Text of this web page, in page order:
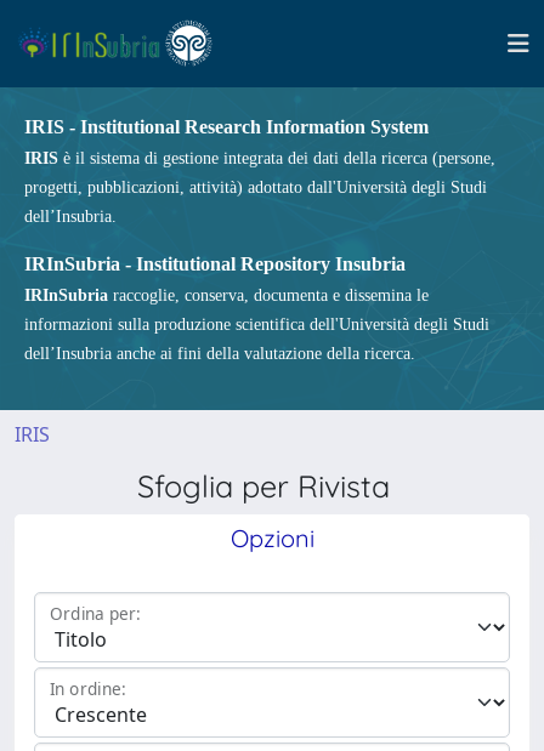
IRIS - Institutional Research Information System
IRIS è il sistema di gestione integrata dei dati della ricerca (persone,
progetti, pubblicazioni, attività) adottato dall'Università degli Studi
dell’Insubria.
IRInSubria - Institutional Repository Insubria
IRInSubria raccoglie, conserva, documenta e dissemina le
informazioni sulla produzione scientifica dell'Università degli Studi
dell’Insubria anche ai fini della valutazione della ricerca.
IRIS
Sfoglia per Rivista
Opzioni
Ordina per:
In ordine: